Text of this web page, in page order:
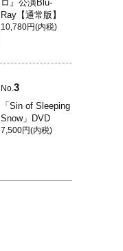
ロ』公演Blu-
Ray【通常版】
10,780円(内税)
No.3
「Sin of Sleeping
Snow」DVD
7,500円(内税)